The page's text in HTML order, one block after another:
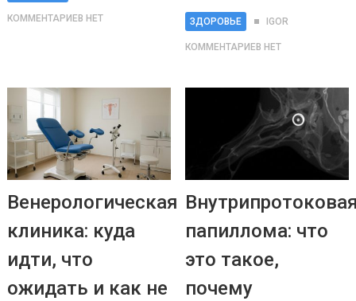
КОММЕНТАРИЕВ НЕТ ЗДОРОВЬЕ IGOR
КОММЕНТАРИЕВ НЕТ
Венерологическая
клиника: куда
идти, что
ожидать и как не
папиллома: что
это такое,
почему